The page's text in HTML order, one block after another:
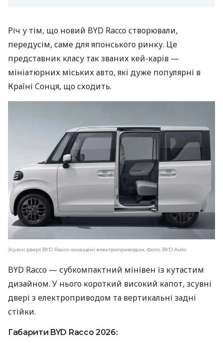
Річ у тім, що новий BYD Racco створювали,
передусім, саме для японського ринку. Це
представник класу так званих кей-карів —
мініатюрних міських авто, які дуже популярні в
Країні Сонця, що сходить.
Зсувні двері BYD Racco оснащені електроприводом, Фото: BYD Auto
BYD Racco — субкомпактний мінівен із кутастим
дизайном. У нього короткий високий капот, зсувні
двері з електроприводом та вертикальні задні
стійки.
Габарити BYD Racco 2026: